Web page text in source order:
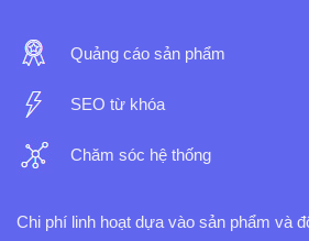
Quảng cáo sản phẩm
SEO từ khóa
Chăm sóc hệ thống
Chi phí linh hoạt dựa vào sản phẩm và